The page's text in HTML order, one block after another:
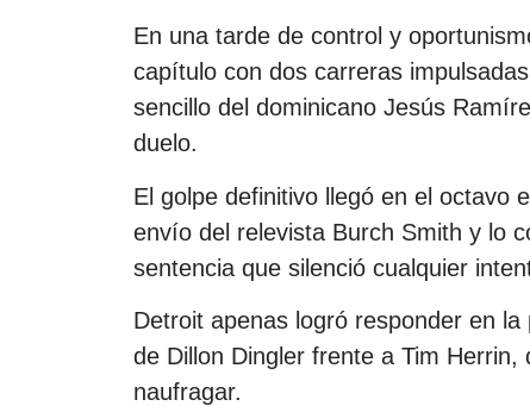
En una tarde de control y
capítulo con dos carreras
sencillo del dominicano Jesús
duelo.
El golpe definitivo llegó en el octavo
envío del relevista Burch Smith y lo
sentencia que silenció cualquier
Detroit apenas logró responder en
de Dillon Dingler frente a Tim
naufragar.